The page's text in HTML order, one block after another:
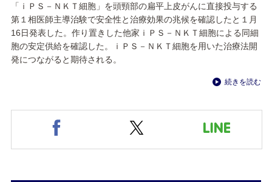
「ｉＰＳ－ＮＫＴ細胞」を頭頸部の扁平上皮がんに直接投与する
第１相医師主導治験で安全性と治療効果の兆候を確認したと１月
16日発表した。作り置きした他家ｉＰＳ－ＮＫＴ細胞による同細
胞の安定供給を確認した。ｉＰＳ－ＮＫＴ細胞を用いた治療法開
発につながると期待される。
続きを読む